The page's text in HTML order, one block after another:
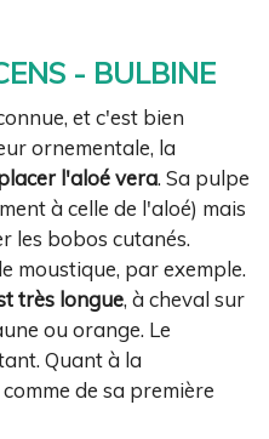
- BULBINE
et c'est bien
ornementale, la
l'aloé vera. Sa pulpe
à celle de l'aloé) mais
les bobos cutanés.
moustique, par exemple.
très longue, à cheval sur
ou orange. Le
Quant à la
de sa première